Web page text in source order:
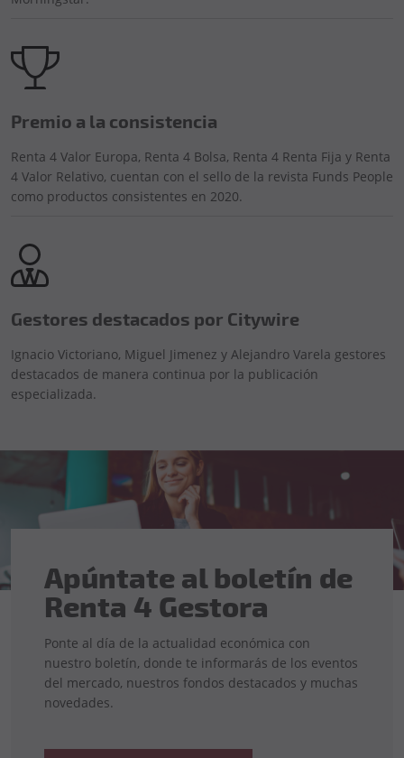
Premio a la consistencia
Renta 4 Valor Europa, Renta 4 Bolsa, Renta 4 Renta Fija y Renta
4 Valor Relativo, cuentan con el sello de la revista Funds People
como productos consistentes en 2020.
Gestores destacados por Citywire
Ignacio Victoriano, Miguel Jimenez y Alejandro Varela gestores
destacados de manera continua por la publicación
especializada.
Apúntate al boletín de
Renta 4 Gestora
Ponte al día de la actualidad económica con
nuestro boletín, donde te informarás de los eventos
del mercado, nuestros fondos destacados y muchas
novedades.